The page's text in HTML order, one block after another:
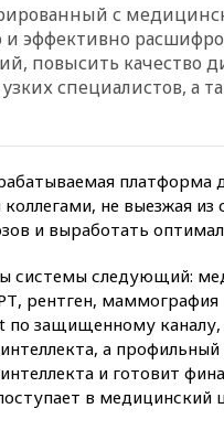
с
и эффективно
повысить качество
специалистов, а
платформа
не выезжая
и выработать
системы следующий:
рентген, маммография
по защищенному
а
и готовит
в медицинский